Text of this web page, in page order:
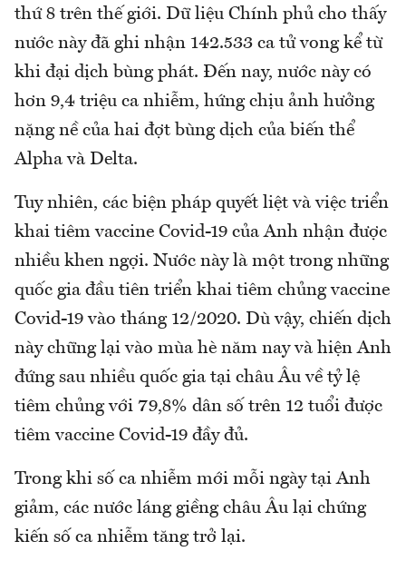
thứ 8 trên thế giới. Dữ liệu Chính phủ cho thấy
nước này đã ghi nhận 142.533 ca tử vong kể từ
khi đại dịch bùng phát. Đến nay, nước này có
hơn 9,4 triệu ca nhiễm, hứng chịu ảnh hưởng
nặng nề của hai đợt bùng dịch của biến thể
Alpha và Delta.
Tuy nhiên, các biện pháp quyết liệt và việc triển
khai tiêm vaccine Covid-19 của Anh nhận được
nhiều khen ngợi. Nước này là một trong những
quốc gia đầu tiên triển khai tiêm chủng vaccine
Covid-19 vào tháng 12/2020. Dù vậy, chiến dịch
này chững lại vào mùa hè năm nay và hiện Anh
đứng sau nhiều quốc gia tại châu Âu về tỷ lệ
tiêm chủng với 79,8% dân số trên 12 tuổi được
tiêm vaccine Covid-19 đầy đủ.
Trong khi số ca nhiễm mới mỗi ngày tại Anh
giảm, các nước láng giềng châu Âu lại chứng
kiến số ca nhiễm tăng trở lại.